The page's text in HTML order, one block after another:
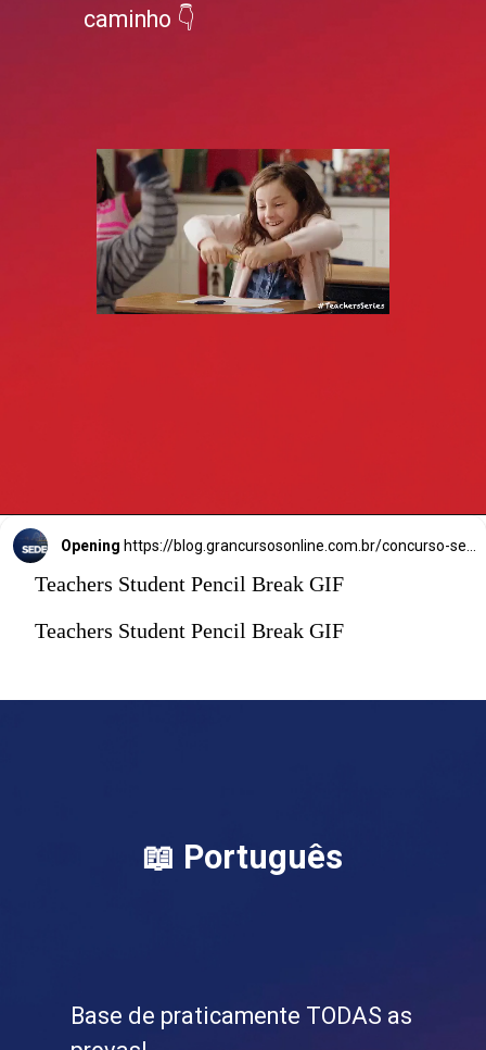
caminho 👇
Opening
Teachers Student Pencil Break GIF
Teachers Student Pencil Break GIF
📖 Português
Base de praticamente TODAS as